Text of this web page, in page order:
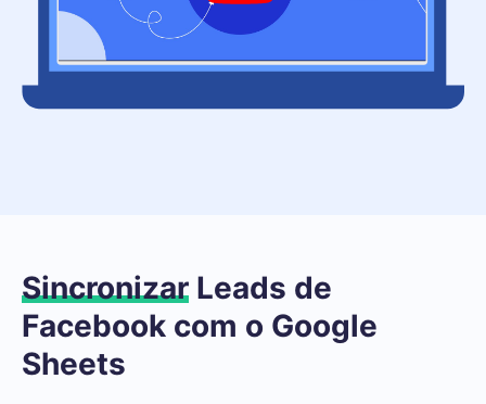
Sincronizar Leads de
Facebook com o Google
Sheets